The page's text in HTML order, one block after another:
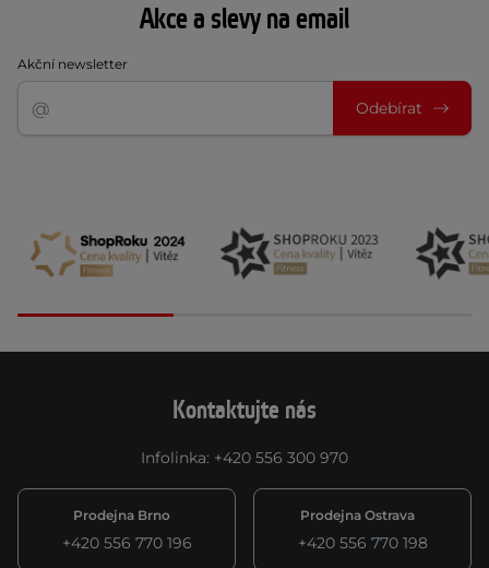
Akce a slevy na email
Akční newsletter
Odebírat
Kontaktujte nás
Infolinka: +420 556 300 970
Prodejna Brno
+420 556 770 196
Prodejna Ostrava
+420 556 770 198